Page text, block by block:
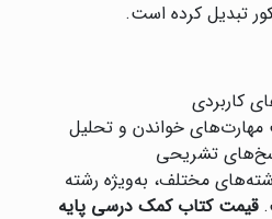
تبدیل کرده است.
کاربردی
مهارت‌های خواندن و تحلیل
تشریحی
مختلف، به‌ویژه رشته
قیمت کتاب کمک درسی پایه